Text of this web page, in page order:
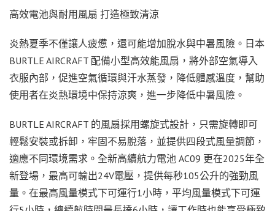
高效電池與耐用風扇 打造極致清涼
炎熱夏季不僅讓人疲憊，還可能增加脫水與中暑風險。日本
BURTLE AIRCRAFT 配備小型高效能風扇，將外部空氣導入
衣服內部，促進空氣循環與汗水蒸發，降低體感溫度，幫助
使用者在炎熱環境中保持涼爽，進一步降低中暑風險。
BURTLE AIRCRAFT 的風扇採用螺旋式設計，只需旋轉即可
輕鬆安裝或拆卸，牢固不易脫落，並提供四段式風量調節，
適應不同環境需求。全新高續航力電池 AC09 更在2025年全
新登場，最高可輸出24V電壓，提供每秒105公升的強勁風
量。在最高風量模式下可運行1小時，平均風量模式下可運